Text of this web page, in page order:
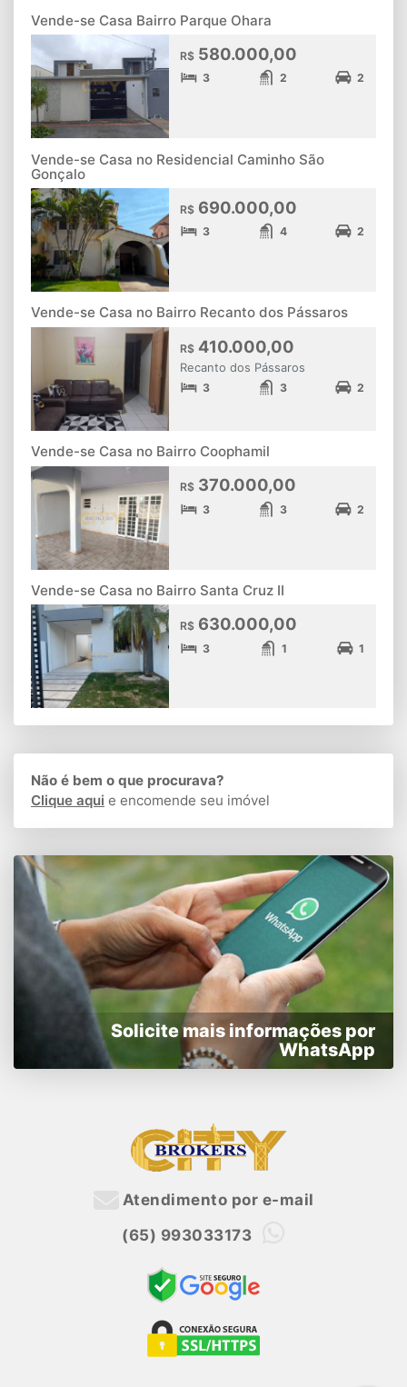
Vende-se Casa Bairro Parque Ohara
R$ 580.000,00
3 2 2
Vende-se Casa no Residencial Caminho São
Gonçalo
R$ 690.000,00
3 4 2
Vende-se Casa no Bairro Recanto dos Pássaros
R$ 410.000,00
Recanto dos Pássaros
3 3 2
Vende-se Casa no Bairro Coophamil
R$ 370.000,00
3 3 2
Vende-se Casa no Bairro Santa Cruz II
R$ 630.000,00
3 1 1
Não é bem o que procurava?
Clique aqui e encomende seu imóvel
Solicite mais informações por
WhatsApp
Atendimento por e-mail
(65) 993033173